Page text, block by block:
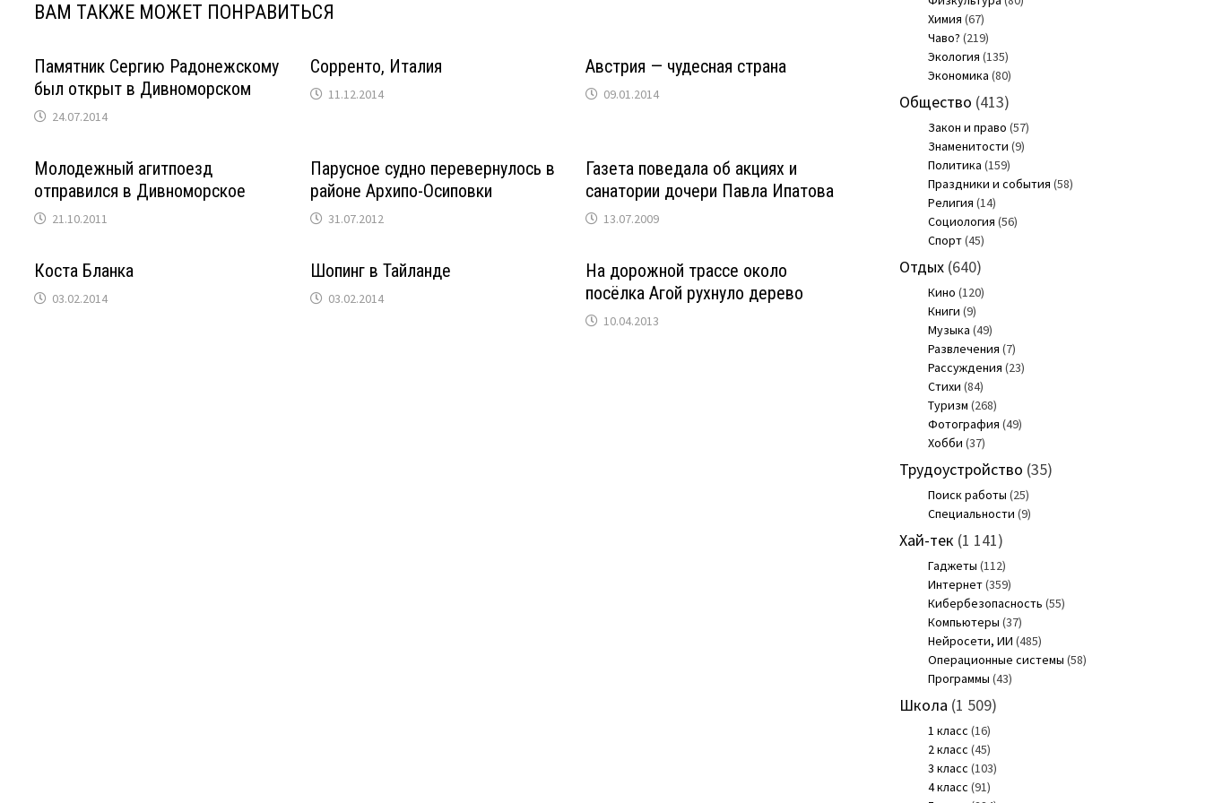
ВАМ ТАКЖЕ МОЖЕТ ПОНРАВИТЬСЯ
Памятник Сергию Радонежскому
был открыт в Дивноморском
24.07.2014
Сорренто, Италия
11.12.2014
Австрия — чудесная страна
09.01.2014
Молодежный агитпоезд
отправился в Дивноморское
21.10.2011
Парусное судно перевернулось в
районе Архипо-Осиповки
31.07.2012
Газета поведала об акциях и
санатории дочери Павла Ипатова
13.07.2009
Коста Бланка
03.02.2014
Шопинг в Тайланде
03.02.2014
На дорожной трассе около
посёлка Агой рухнуло дерево
10.04.2013
Химия (67)
Чаво? (219)
Экология (135)
Экономика (80)
Общество (413)
Закон и право (57)
Знаменитости (9)
Политика (159)
Праздники и события (58)
Религия (14)
Социология (56)
Спорт(45)
Отдых(640)
Кино (120)
Книги (9)
Музыка (49)
Развлечения (7)
Рассуждения (23)
Стихи (84)
Туризм (268)
Фотография (49)
Хобби (37)
Трудоустройство (35)
Поиск работы (25)
Специальности (9)
Хай-тек (1 141)
Гаджеты (112)
Интернет(359)
Кибербезопасность (55)
Компьютеры (37)
Нейросети, ИИ (485)
Операционные системы (58)
Программы (43)
Школа (1 509)
1 класс (16)
2 класс (45)
3 класс (103)
4 класс (91)